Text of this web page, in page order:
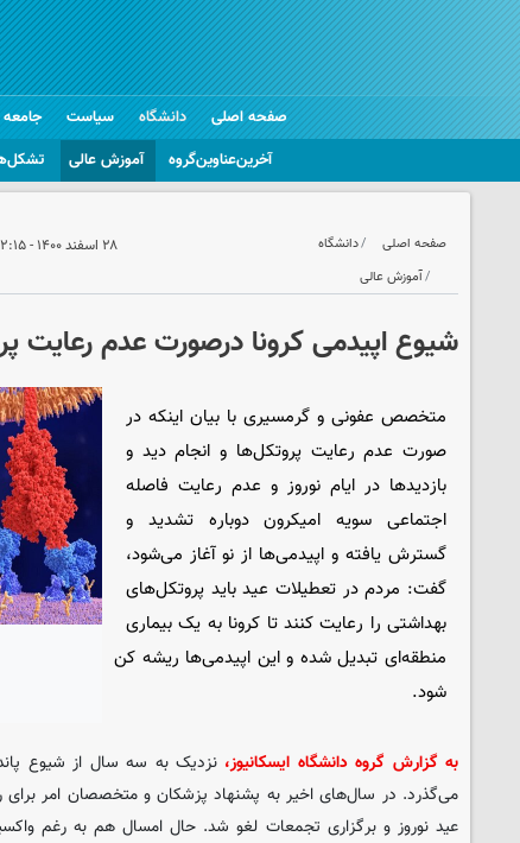
صفحه اصلی
دانشگاه
آخرین‌عناوین‌گروه
آموزش عالی
سیاست جامعه
صفحه اصلی
دانشگاه
آموزش عالی
۲۸ اسفند ۱۴۰۰ - ۱۲:۱۵
شیوع اپیدمی کرونا درصورت عدم رعایت
متخصص عفونی و گرمسیری با بیان اینکه در
صورت عدم رعایت پروتکل‌ها و انجام دید و
بازدیدها در ایام نوروز و عدم رعایت فاصله
اجتماعی سویه امیکرون دوباره تشدید و
گسترش یافته و اپیدمی‌ها از نو آغاز می‌شود،
گفت: مردم در تعطیلات عید باید پروتکل‌های
بهداشتی را رعایت کنند تا کرونا به یک بیماری
منطقه‌ای تبدیل شده و این اپیدمی‌ها ریشه کن
شود.
به گزارش گروه دانشگاه ایسکانیوز، نزدیک به سه سال از شیوع
می‌گذرد. در سال‌های اخیر به پشنهاد پزشکان و متخصصان امر
عید نوروز و برگزاری تجمعات لغو شد. حال امسال هم به رغم